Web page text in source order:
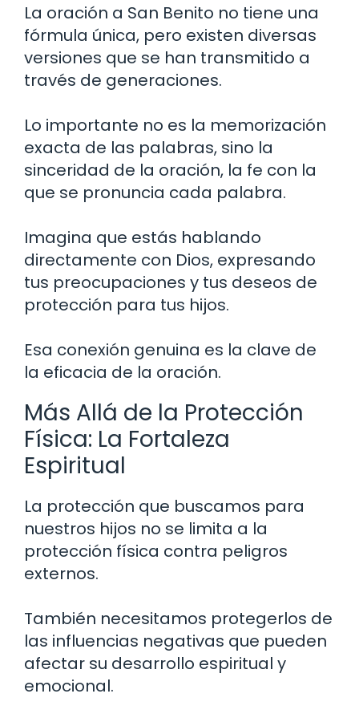
La oración a San Benito no tiene una
fórmula única, pero existen diversas
versiones que se han transmitido a
través de generaciones.
Lo importante no es la memorización
exacta de las palabras, sino la
sinceridad de la oración, la fe con la
que se pronuncia cada palabra.
Imagina que estás hablando
directamente con Dios, expresando
tus preocupaciones y tus deseos de
protección para tus hijos.
Esa conexión genuina es la clave de
la eficacia de la oración.
Más Allá de la Protección
Física: La Fortaleza
Espiritual
La protección que buscamos para
nuestros hijos no se limita a la
protección física contra peligros
externos.
También necesitamos protegerlos de
las influencias negativas que pueden
afectar su desarrollo espiritual y
emocional.